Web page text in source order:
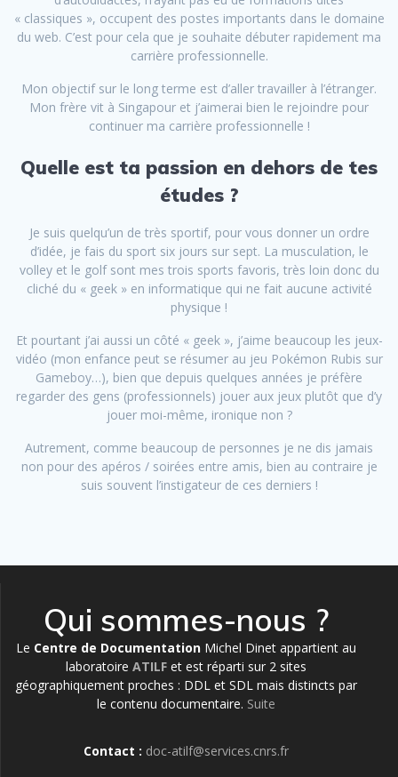
« classiques », occupent des postes importants dans le domaine
du web. C’est pour cela que je souhaite débuter rapidement ma
carrière professionnelle.
Mon objectif sur le long terme est d’aller travailler à l’étranger.
Mon frère vit à Singapour et j’aimerai bien le rejoindre pour
continuer ma carrière professionnelle !
Quelle est ta passion en dehors de tes
études ?
Je suis quelqu’un de très sportif, pour vous donner un ordre
d’idée, je fais du sport six jours sur sept. La musculation, le
volley et le golf sont mes trois sports favoris, très loin donc du
cliché du « geek » en informatique qui ne fait aucune activité
physique !
Et pourtant j’ai aussi un côté « geek », j’aime beaucoup les jeux-
vidéo (mon enfance peut se résumer au jeu Pokémon Rubis sur
Gameboy…), bien que depuis quelques années je préfère
regarder des gens (professionnels) jouer aux jeux plutôt que d’y
jouer moi-même, ironique non ?
Autrement, comme beaucoup de personnes je ne dis jamais
non pour des apéros / soirées entre amis, bien au contraire je
suis souvent l’instigateur de ces derniers !
Qui sommes-nous ?
Le Centre de Documentation Michel Dinet appartient au
laboratoire ATILF et est réparti sur 2 sites
géographiquement proches : DDL et SDL mais distincts par
le contenu documentaire. Suite
Contact : doc-atilf@services.cnrs.fr